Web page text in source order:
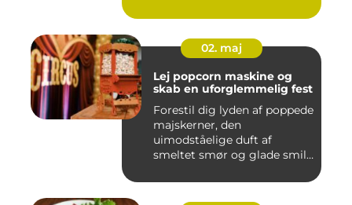
02. maj
Lej popcorn maskine og
skab en uforglemmelig fest
Forestil dig lyden af poppede
majskerner, den
uimodståelige duft af
smeltet smør og glade smil,